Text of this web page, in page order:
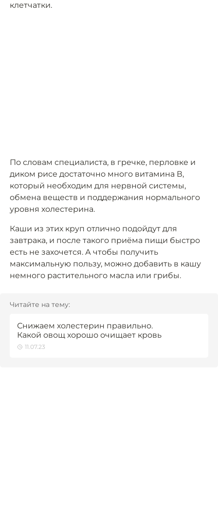
клетчатки.
По словам специалиста, в гречке, перловке и
диком рисе достаточно много витамина В,
который необходим для нервной системы,
обмена веществ и поддержания нормального
уровня холестерина.
Каши из этих круп отлично подойдут для
завтрака, и после такого приёма пищи быстро
есть не захочется. А чтобы получить
максимальную пользу, можно добавить в кашу
немного растительного масла или грибы.
Читайте на тему:
Снижаем холестерин правильно.
Какой овощ хорошо очищает кровь
11.07.23